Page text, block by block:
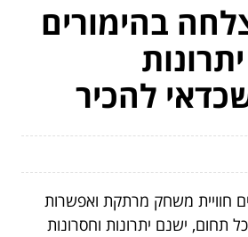
בהימורים
אונליין: 9 יתרונות
להכיר
חוויית משחק מרתקת ואפשרות
תחום, ישנם יתרונות וחסרונות